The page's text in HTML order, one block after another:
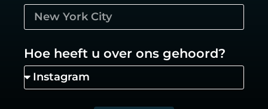
Hoe heeft u over ons gehoord?